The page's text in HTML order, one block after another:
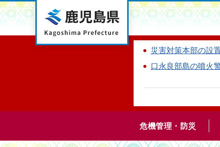
鹿児島県
災害対策本部の設
口永良部島の噴火
危機管理・防災